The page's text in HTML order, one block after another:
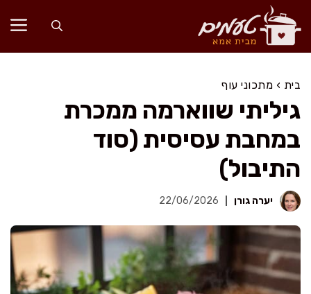
לדלג
לתוכן
בית › מתכוני עוף
גיליתי שווארמה ממכרת
במחבת עסיסית (סוד
התיבול)
יערה גורן 22/06/2026